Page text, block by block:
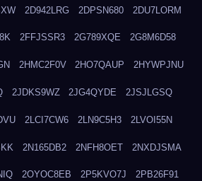
2D942LRG 2DPSN680 2DU7LORM
2FFJSSR3 2G789XQE 2G8M6D58
2HMC2F0V 2HO7QAUP 2HYWPJNU
2JDKS9WZ 2JG4QYDE 2JSJLGSQ
2LCI7CW6 2LN9C5H3 2LVOI55N
2N165DB2 2NFH8OET 2NXDJSMA
2OYOC8EB 2P5KVO7J 2PB26F91